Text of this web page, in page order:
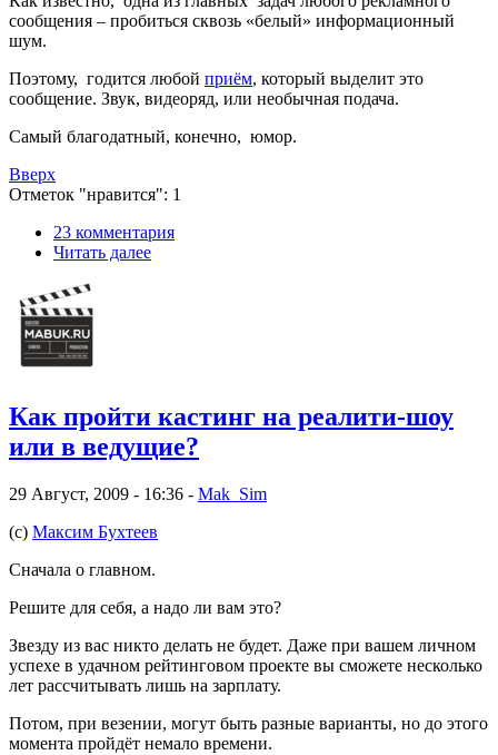
сообщения – пробиться сквозь «белый» информационный
шум.
Поэтому, годится любой приём, который выделит это
сообщение. Звук, видеоряд, или необычная подача.
Самый благодатный, конечно, юмор.
Вверх
Отметок "нравится": 1
23 комментария
Читать далее
Как пройти кастинг на реалити-шоу
или в ведущие?
29 Август, 2009 - 16:36 - Mak_Sim
(с) Максим Бухтеев
Сначала о главном.
Решите для себя, а надо ли вам это?
Звезду из вас никто делать не будет. Даже при вашем личном
успехе в удачном рейтинговом проекте вы сможете несколько
лет рассчитывать лишь на зарплату.
Потом, при везении, могут быть разные варианты, но до этого
момента пройдёт немало времени.